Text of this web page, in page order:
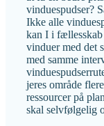
vinduespudser?
Ikke alle
kan I i fællesskab
vinduer med det
med samme
jeres område
ressourcer på
skal selvfølgelig